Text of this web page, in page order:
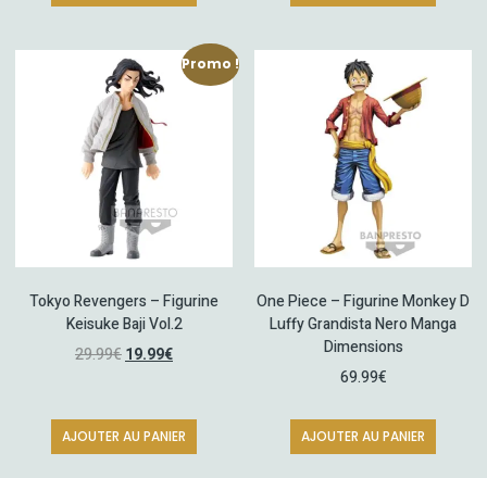
Promo !
Tokyo Revengers – Figurine
Keisuke Baji Vol.2
29.99€19.99€
AJOUTER AU PANIER
One Piece – Figurine Monkey D
Luffy Grandista Nero Manga
Dimensions
69.99€
AJOUTER AU PANIER